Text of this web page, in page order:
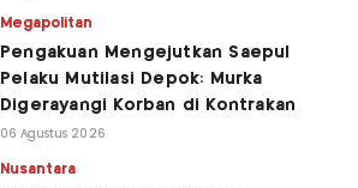
Megapolitan
Pengakuan Mengejutkan Saepul
Pelaku Mutilasi Depok: Murka
Digerayangi Korban di Kontrakan
06 Agustus 2026
Nusantara